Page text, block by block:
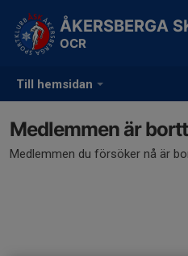
Till hemsidan
ÅKERSBERGA
OCR
Medlemmen är
Medlemmen du försöker nå är